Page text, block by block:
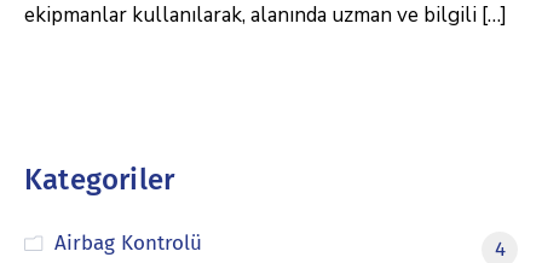
ekipmanlar kullanılarak, alanında uzman ve bilgili […]
Kategoriler
Airbag Kontrolü
4